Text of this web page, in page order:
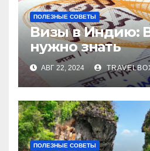
ПОЛЕЗНЫЕ СОВЕТЫ
Визы в Индию:
нужно знать
АВГ 22, 2024
ПОЛЕЗНЫЕ СОВЕТЫ